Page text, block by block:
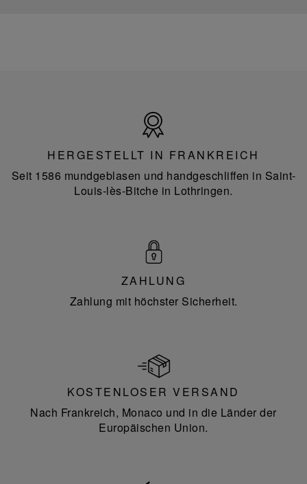
Frankreich
HERGESTELLT IN FRANKREICH
Seit 1586 mundgeblasen und handgeschliffen in Saint-
Louis-lès-Bitche in Lothringen.
ZAHLUNG
Zahlung mit höchster Sicherheit.
KOSTENLOSER VERSAND
Nach Frankreich, Monaco und in die Länder der
Europäischen Union.